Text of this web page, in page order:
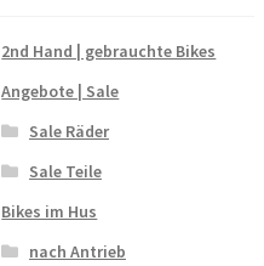
2nd Hand | gebrauchte Bikes
Angebote | Sale
Sale Räder
Sale Teile
Bikes im Hus
nach Antrieb